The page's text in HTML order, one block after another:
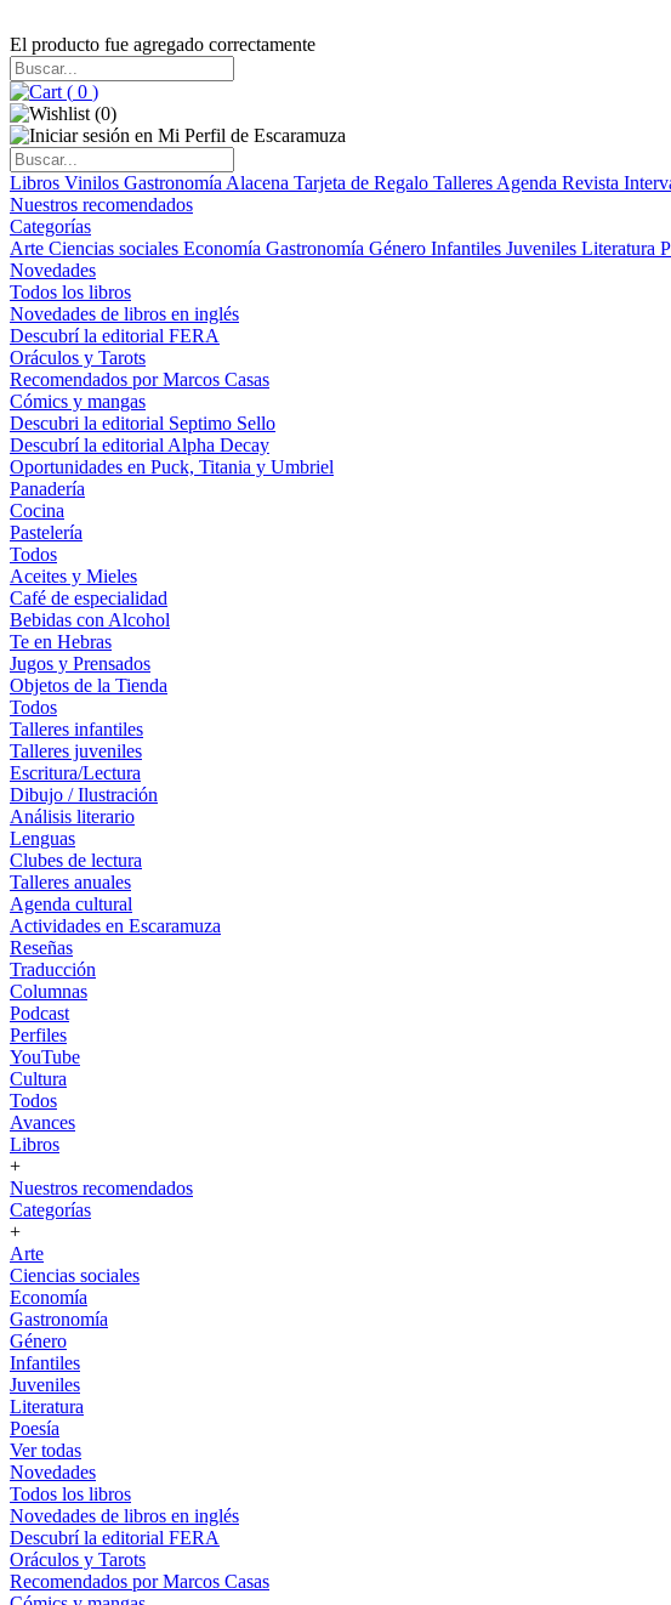
El producto fue agregado correctamente
( 0 )
(0)
Libros Vinilos Gastronomía Alacena Tarjeta de Regalo Talleres Agenda Revista
Nuestros recomendados
Categorías
Arte Ciencias sociales Economía Gastronomía Género Infantiles Juveniles Literatura
Novedades
Todos los libros
Novedades de libros en inglés
Descubrí la editorial FERA
Oráculos y Tarots
Recomendados por Marcos Casas
Cómics y mangas
Descubri la editorial Septimo Sello
Descubrí la editorial Alpha Decay
Oportunidades en Puck, Titania y Umbriel
Panadería
Cocina
Pastelería
Todos
Aceites y Mieles
Café de especialidad
Bebidas con Alcohol
Te en Hebras
Jugos y Prensados
Objetos de la Tienda
Todos
Talleres infantiles
Talleres juveniles
Escritura/Lectura
Dibujo / Ilustración
Análisis literario
Lenguas
Clubes de lectura
Talleres anuales
Agenda cultural
Actividades en Escaramuza
Reseñas
Traducción
Columnas
Podcast
Perfiles
YouTube
Cultura
Todos
Avances
Libros
+
Nuestros recomendados
Categorías
+
Arte
Ciencias sociales
Economía
Gastronomía
Género
Infantiles
Juveniles
Literatura
Poesía
Ver todas
Novedades
Todos los libros
Novedades de libros en inglés
Descubrí la editorial FERA
Oráculos y Tarots
Recomendados por Marcos Casas